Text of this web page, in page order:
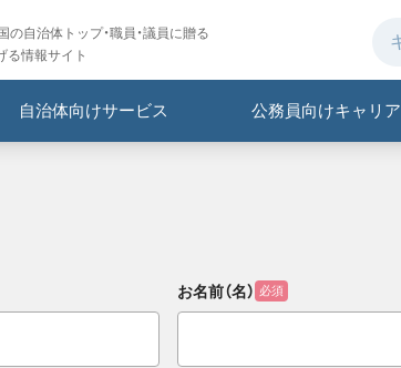
自治体トップ・職員・議員に贈る
る情報サイト
自治体向けサービス 公務員向けキャリア
お名前（名） 必須